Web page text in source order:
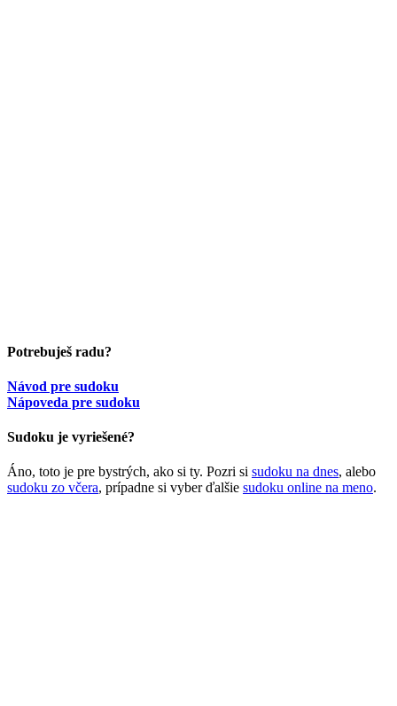
Potrebuješ radu?
Návod pre sudoku
Nápoveda pre sudoku
Sudoku je vyriešené?
Áno, toto je pre bystrých, ako si ty. Pozri si sudoku na dnes, alebo
sudoku zo včera, prípadne si vyber ďalšie sudoku online na meno.